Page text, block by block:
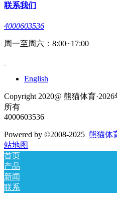
联系我们
4000603536
周一至周六：8:00~17:00
English
Copyright 2020@ 熊猫体育
所有
4000603536
Powered by ©2008-2025 熊猫体
站地图
首页
产品
新闻
联系